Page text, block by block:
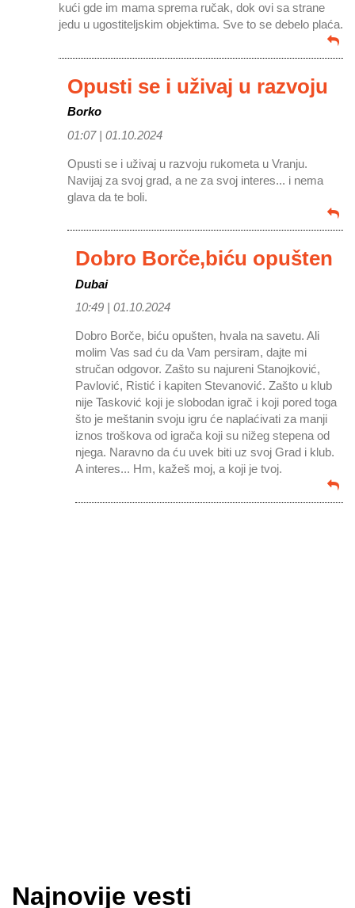
kući gde im mama sprema ručak, dok ovi sa strane
jedu u ugostiteljskim objektima. Sve to se debelo plaća.
Opusti se i uživaj u razvoju
Borko
01:07 | 01.10.2024
Opusti se i uživaj u razvoju rukometa u Vranju.
Navijaj za svoj grad, a ne za svoj interes... i nema
glava da te boli.
Dobro Borče,biću opušten
Dubai
10:49 |01.10.2024
Dobro Borče, biću opušten, hvala na savetu. Ali
molim Vas sad ću da Vam persiram, dajte mi
stručan odgovor. Zašto su najureni Stanojković,
Pavlović, Ristić i kapiten Stevanović. Zašto u klub
nije Tasković koji je slobodan igrač i koji pored toga
što je meštanin svoju igru će naplaćivati za manji
iznos troškova od igrača koji su nižeg stepena od
njega. Naravno da ću uvek biti uz svoj Grad i klub.
A interes... Hm, kažeš moj, a koji je tvoj.
Najnovije vesti